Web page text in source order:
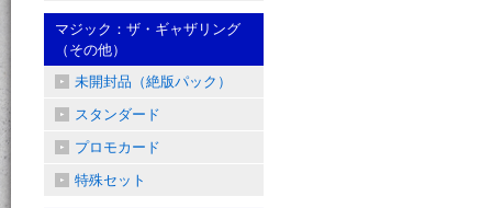
マジック：ザ・ギャザリング
（その他）
未開封品（絶版パック）
スタンダード
プロモカード
特殊セット